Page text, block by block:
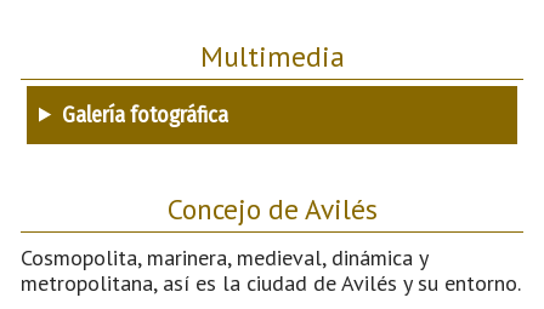
Multimedia
Galería fotográfica
Concejo de Avilés
Cosmopolita, marinera, medieval, dinámica y
metropolitana, así es la ciudad de Avilés y su entorno.